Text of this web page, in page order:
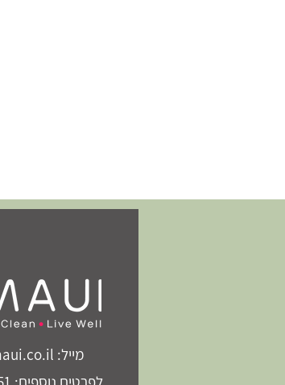
מייל: info@maui.co.il